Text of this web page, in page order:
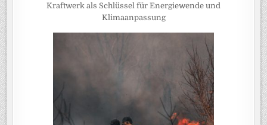
Kraftwerk als Schlüssel für Energiewende und
Klimaanpassung